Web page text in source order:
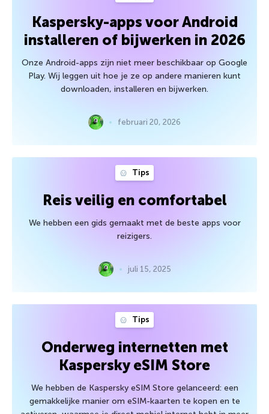
Kaspersky-apps voor Android
installeren of bijwerken in 2026
Onze Android-apps zijn niet meer beschikbaar op Google
Play. Wij leggen uit hoe je ze op andere manieren kunt
downloaden, installeren en bijwerken.
februari 20, 2026
Tips
Reis veilig en comfortabel
We hebben een gids gemaakt met de beste apps voor
reizigers.
juli 15, 2025
Tips
Onderweg internetten met
Kaspersky eSIM Store
We hebben de Kaspersky eSIM Store gelanceerd: een
gemakkelijke manier om eSIM-kaarten te kopen en te